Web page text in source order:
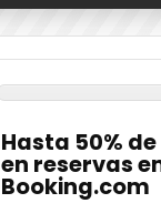
Hasta 50%
en reservas
Booking.com